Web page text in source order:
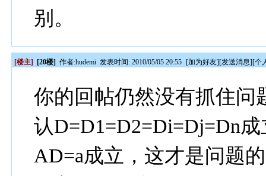
别。
[楼主] [20楼] 作者:hudemi 发表时间: 2010/05/05 20:55 [加为好友][发送消息][个
你的回帖仍然没有抓住问
认D=D1=D2=Di=Dj=Dn
AD=a成立，这才是问题